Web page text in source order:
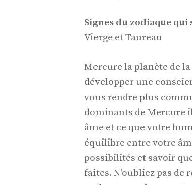
Signes du zodiaque
Vierge et Taureau
Mercure la planète de
développer une
vous rendre plus
dominants de Mercure
âme et ce que votre
équilibre entre votre
possibilités et savoir
faites. N'oubliez pas de